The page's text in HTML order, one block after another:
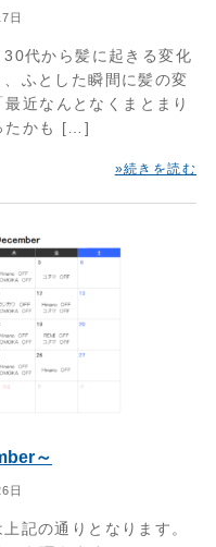
日
30代から髪に起きる変化
ふとした瞬間に髪の変
近なんとなくまとまり
たかも […]
»続きを読む
～
日
記の通りとなります。